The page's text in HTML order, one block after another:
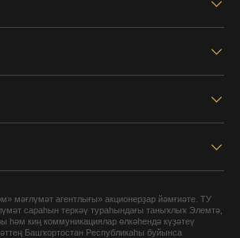
мәғлүмәт агентлығы» акционерҙар йәмғиәте. ТУ
сараһын теркәү тураһындағы таныҡлыҡ Элемтә,
һәм киң коммуникациялар өлкәһендә күҙәтеү
Башҡортостан Республикаһы буйынса